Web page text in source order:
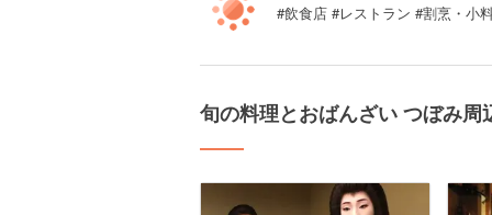
#飲食店 #レストラン #割烹・小
旬の料理とおばんざい つぼみ周